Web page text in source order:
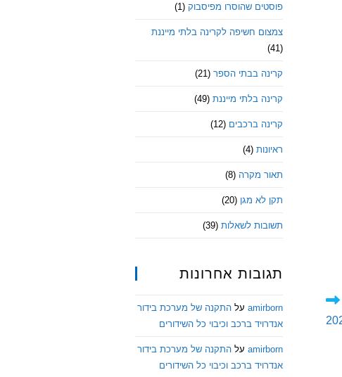
פוסטים שהוסרו מפיסבוק (1)
צמצום חשיפה לקרינה בלתי מייננת
(41)
קרינה בבתי הספר (21)
קרינה בלתי מייננת (49)
קרינה ברכבים (12)
ראיונות (4)
תאור מקרה (8)
תקן לא מגן (20)
תשובות לשאלות (39)
תגובות אחרונות
amirborn על התקנה של מערכת בידור
אנדרויד ברכב וכיבוי כל השידורים
amirborn על התקנה של מערכת בידור
אנדרויד ברכב וכיבוי כל השידורים